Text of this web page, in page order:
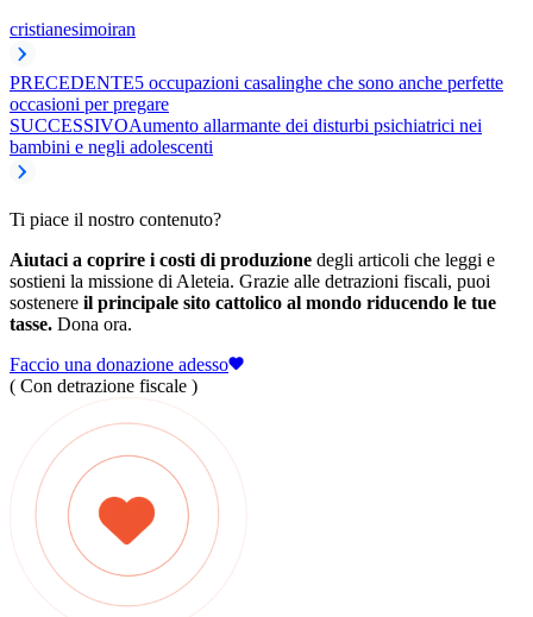
cristianesimoiran
PRECEDENTE5 occupazioni casalinghe che sono anche perfette
occasioni per pregare
SUCCESSIVOAumento allarmante dei disturbi psichiatrici nei
bambini e negli adolescenti
Ti piace il nostro contenuto?
Aiutaci a coprire i costi di produzione degli articoli che leggi e
sostieni la missione di Aleteia. Grazie alle detrazioni fiscali, puoi
sostenere il principale sito cattolico al mondo riducendo le tue
tasse. Dona ora.
Faccio una donazione adesso
( Con detrazione fiscale )